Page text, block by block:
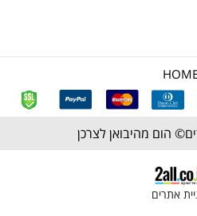
הום מהיבואן לצרכן
אתרים